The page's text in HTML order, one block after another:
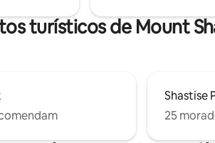
turísticos de Mount
Shastise
25